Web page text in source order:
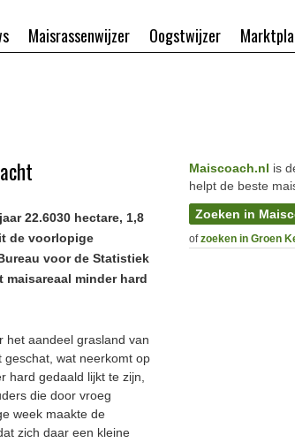
Oogstwijzer
Maisrassenwijzer
22.6030 hectare, 1,8
de voorlopige
voor de Statistiek
maisareaal minder hard
het aandeel grasland van
wat neerkomt op
hard gedaald lijkt te zijn,
die door vroeg
week maakte de
zich daar een kleine
Maiscoach.nl is
helpt de beste
Zoeken in
ofzoeken in Groen